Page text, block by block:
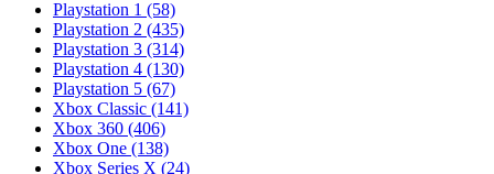
Playstation 1 (58)
Playstation 2 (435)
Playstation 3 (314)
Playstation 4 (130)
Playstation 5 (67)
Xbox Classic (141)
Xbox 360 (406)
Xbox One (138)
Xbox Series X (24)